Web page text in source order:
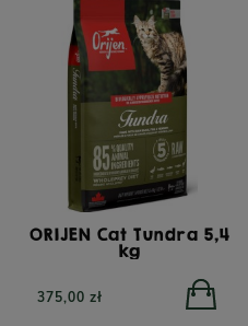
ORIJEN Cat Tundra 5,4
kg
375,00 zł